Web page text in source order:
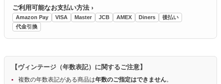
ご利用可能なお支払い方法 ›
Amazon Pay VISA Master JCB AMEX Diners
後払い
代金引換
【ヴィンテージ（年数表記）に関するご注意】
複数の年数表記がある商品は年数のご指定はできません。